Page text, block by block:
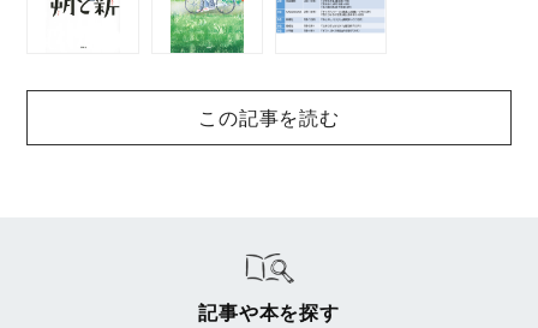
この記事を読む
記事や本を探す